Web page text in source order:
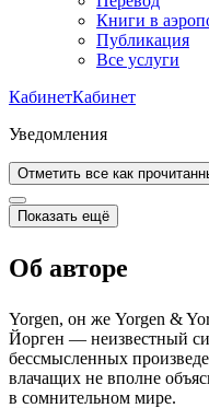
Книги в
Публикация
Все услуги
КабинетКабинет
Уведомления
Отметить все как
Показать ещё
Об авторе
Yorgen, он же Yorgen &
Йорген — неизвестный
бессмысленных
влачащих не вполне
в сомнительном мире.